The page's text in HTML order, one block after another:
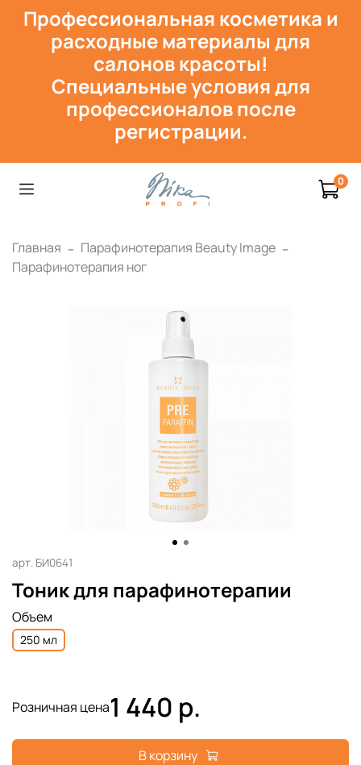
Профессиональная косметика и
расходные материалы для
салонов красоты!
Специальные условия для
профессионалов после
регистрации.
0
Главная
Парафинотерапия Beauty Image
Парафинотерапия ног
арт. БИ0641
Тоник для парафинотерапии
Объем
250 мл
Розничная цена1 440 р.
В корзину